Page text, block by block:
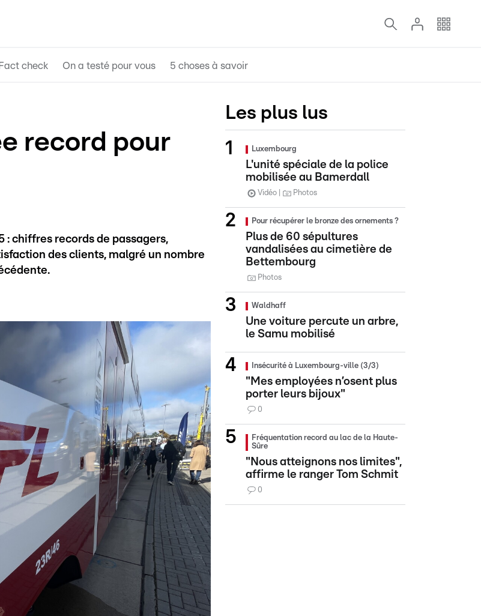
Fact check On a testé pour vous 5 choses à savoir
record pour
: chiffres records de passagers,
des clients, malgré un nombre
Les plus lus
Luxembourg
L'unité spéciale de la police
mobilisée au Bamerdall
Vidéo Photos
Pour récupérer le bronze des ornements ?
Plus de 60 sépultures
vandalisées au cimetière de
Bettembourg
Photos
Waldhaff
Une voiture percute un arbre,
le Samu mobilisé
Insécurité à Luxembourg-ville (3/3)
"Mes employées n’osent plus
porter leurs bijoux"
0
Fréquentation record au lac de la Haute-
Sûre
"Nous atteignons nos limites",
affirme le ranger Tom Schmit
0